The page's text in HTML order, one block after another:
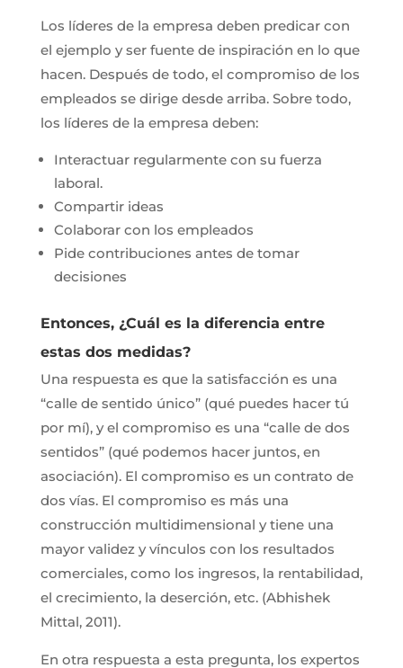
Los líderes de la empresa deben predicar con
el ejemplo y ser fuente de inspiración en lo que
hacen. Después de todo, el compromiso de los
empleados se dirige desde arriba. Sobre todo,
los líderes de la empresa deben:
Interactuar regularmente con su fuerza
laboral.
Compartir ideas
Colaborar con los empleados
Pide contribuciones antes de tomar
decisiones
Entonces, ¿Cuál es la diferencia entre
estas dos medidas?
Una respuesta es que la satisfacción es una
“calle de sentido único” (qué puedes hacer tú
por mí), y el compromiso es una “calle de dos
sentidos” (qué podemos hacer juntos, en
asociación). El compromiso es un contrato de
dos vías. El compromiso es más una
construcción multidimensional y tiene una
mayor validez y vínculos con los resultados
comerciales, como los ingresos, la rentabilidad,
el crecimiento, la deserción, etc. (Abhishek
Mittal, 2011).
En otra respuesta a esta pregunta, los expertos